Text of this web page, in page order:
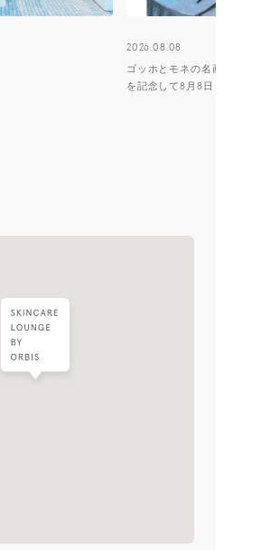
2026.08.08
ゴッホとモネの名画デザイ
を記念して8月8日（土）よ